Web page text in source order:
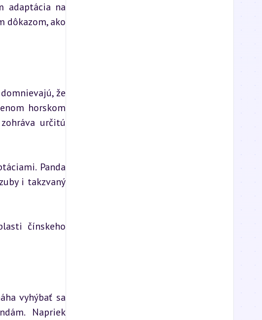
adaptácia na
dôkazom, ako
že
horskom
určitú
Panda
i takzvaný
čínskeho
vyhýbať sa
Napriek